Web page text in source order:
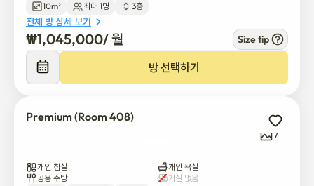
[안전 및 보안]
-24시간 연중무휴 CCTV 감시
-스마트 IoT 디지털 액세스 시스템
-개별 객실 보안
-안전하고 전문적으로 관리되는 환경
-넓고 가구가 완비된 개인 객실
-모든 객실에 개인 세탁기, 건조기, 욕실 및 전자레인지 사용 가능
10m²
최대 1명 3층
전체 방 상세 보기
₩1,045,000/ 월 Size tip
방 선택하기
Premium (Room 408)
7
개인 침실
개인 욕실
공용 주방
거실 없음